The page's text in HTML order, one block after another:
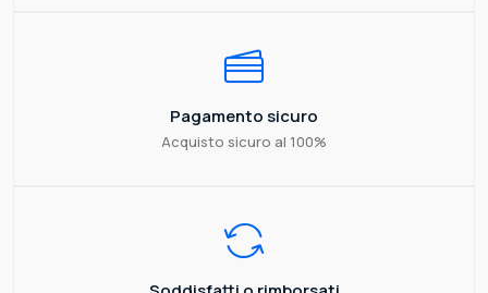
Pagamento sicuro
Acquisto sicuro al 100%